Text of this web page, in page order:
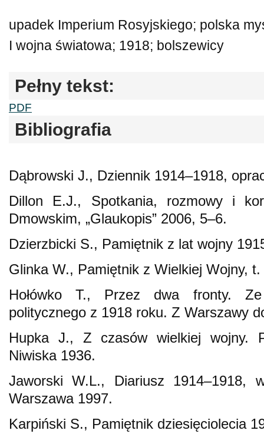
upadek Imperium Rosyjskiego; polska
I wojna światowa; 1918; bolszewicy
Pełny tekst:
PDF
Bibliografia
Dąbrowski J., Dziennik 1914–1918,
Dillon E.J., Spotkania, rozmowy i
Dmowskim, „Glaukopis” 2006, 5–6.
Dzierzbicki S., Pamiętnik z lat wojny
Glinka W., Pamiętnik z Wielkiej Wojny,
Hołówko T., Przez dwa fronty. Ze
politycznego z 1918 roku. Z Warszawy
Hupka J., Z czasów wielkiej wojny.
Niwiska 1936.
Jaworski W.L., Diariusz 1914–1918,
Warszawa 1997.
Karpiński S., Pamiętnik dziesięciolecia